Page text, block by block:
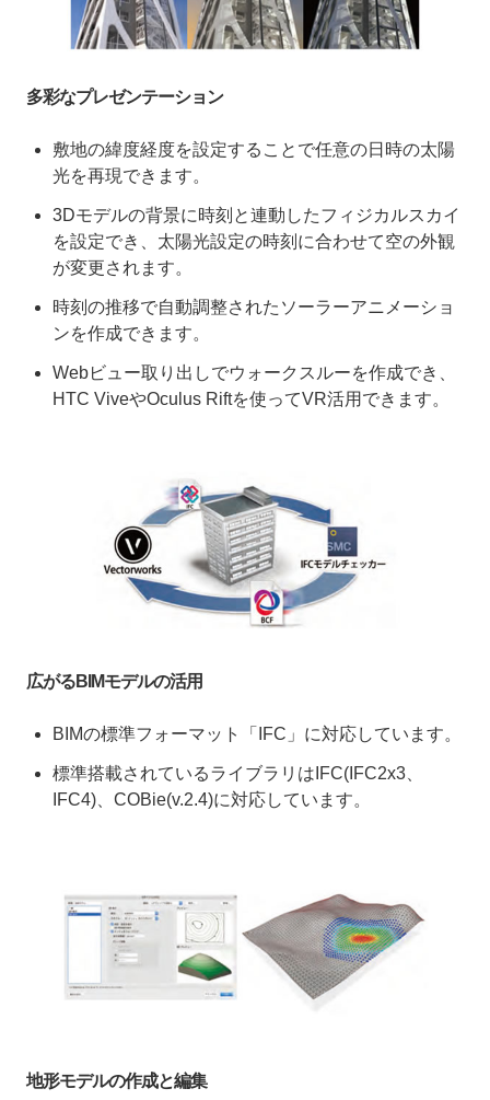
多彩なプレゼンテーション
敷地の緯度経度を設定することで任意の日時の太陽
光を再現できます。
3Dモデルの背景に時刻と連動したフィジカルスカイ
を設定でき、太陽光設定の時刻に合わせて空の外観
が変更されます。
時刻の推移で自動調整されたソーラーアニメーショ
ンを作成できます。
Webビュー取り出しでウォークスルーを作成でき、
HTC ViveやOculus Riftを使ってVR活用できます。
広がるBIMモデルの活用
BIMの標準フォーマット「IFC」に対応しています。
標準搭載されているライブラリはIFC(IFC2x3、
IFC4)、COBie(v.2.4)に対応しています。
地形モデルの作成と編集